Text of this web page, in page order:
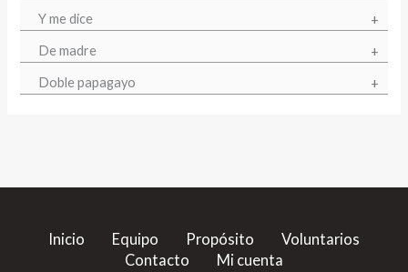
Y me dice
De madre
Doble papagayo
Inicio Equipo Propósito
Voluntarios
Contacto
Mi cuenta